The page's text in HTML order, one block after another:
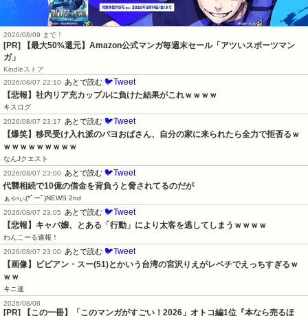
2026/08/09 まで！
[PR]
【最大50%還元】Amazon公式マンガ毎週末セール「アツいスポーツマン
ガ」
Kindleストア
2026/08/07 22:10
あとで読む 🐦Tweet
【悲報】社内リア充カップルに負けた結果がこれｗｗｗｗ
キスログ
2026/08/07 23:17
あとで読む 🐦Tweet
【爆笑】移民受け入れ派のパヨおばさん、自分の家に来られたら全力で拒否るｗ
ｗｗｗｗｗｗｗｗｗ
なんJクエスト
2026/08/07 23:00
あとで読む 🐦Tweet
代襲相続で10億の借金を背負うと脅されてるのだが
ぁゃιぃ(*ﾟーﾟ)NEWS 2nd
2026/08/07 23:05
あとで読む 🐦Tweet
【悲報】キャバ嬢、とある「行動」により太客を逃してしまうｗｗｗｗ
わんこーる速報！
2026/08/07 23:00
あとで読む 🐦Tweet
【画像】ビビアン・スー(51)とかいう台湾の宮沢りえがレベチでえっちすぎるｗ
ｗｗ
キニ速
2026/08/08
[PR] 【この一冊】「このマンガがすごい！2026」オトコ編1位『本なら売るほ